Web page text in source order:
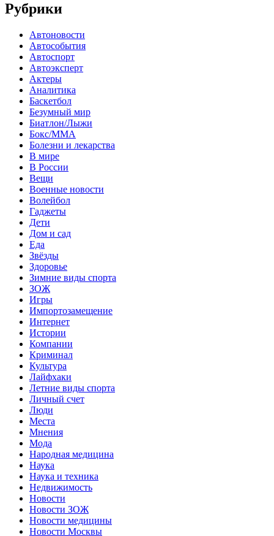
Рубрики
Автоновости
Автособытия
Автоспорт
Автоэксперт
Актеры
Аналитика
Баскетбол
Безумный мир
Биатлон/Лыжи
Бокс/MMA
Болезни и лекарства
В мире
В России
Вещи
Военные новости
Волейбол
Гаджеты
Дети
Дом и сад
Еда
Звёзды
Здоровье
Зимние виды спорта
ЗОЖ
Игры
Импортозамещение
Интернет
Истории
Компании
Криминал
Культура
Лайфхаки
Летние виды спорта
Личный счет
Люди
Места
Мнения
Мода
Народная медицина
Наука
Наука и техника
Недвижимость
Новости
Новости ЗОЖ
Новости медицины
Новости Москвы